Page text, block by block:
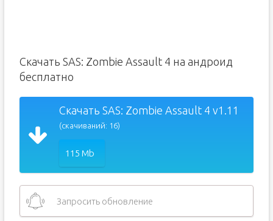
Скачать SAS: Zombie Assault 4 на андроид
бесплатно
Скачать SAS: Zombie Assault 4 v1.11
(скачиваний: 16)
115 Mb
Запросить обновление